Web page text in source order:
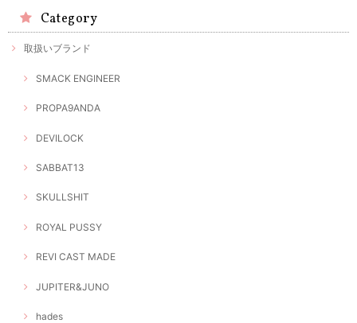
Category
取扱いブランド
SMACK ENGINEER
PROPA9ANDA
DEVILOCK
SABBAT13
SKULLSHIT
ROYAL PUSSY
REVI CAST MADE
JUPITER&JUNO
hades